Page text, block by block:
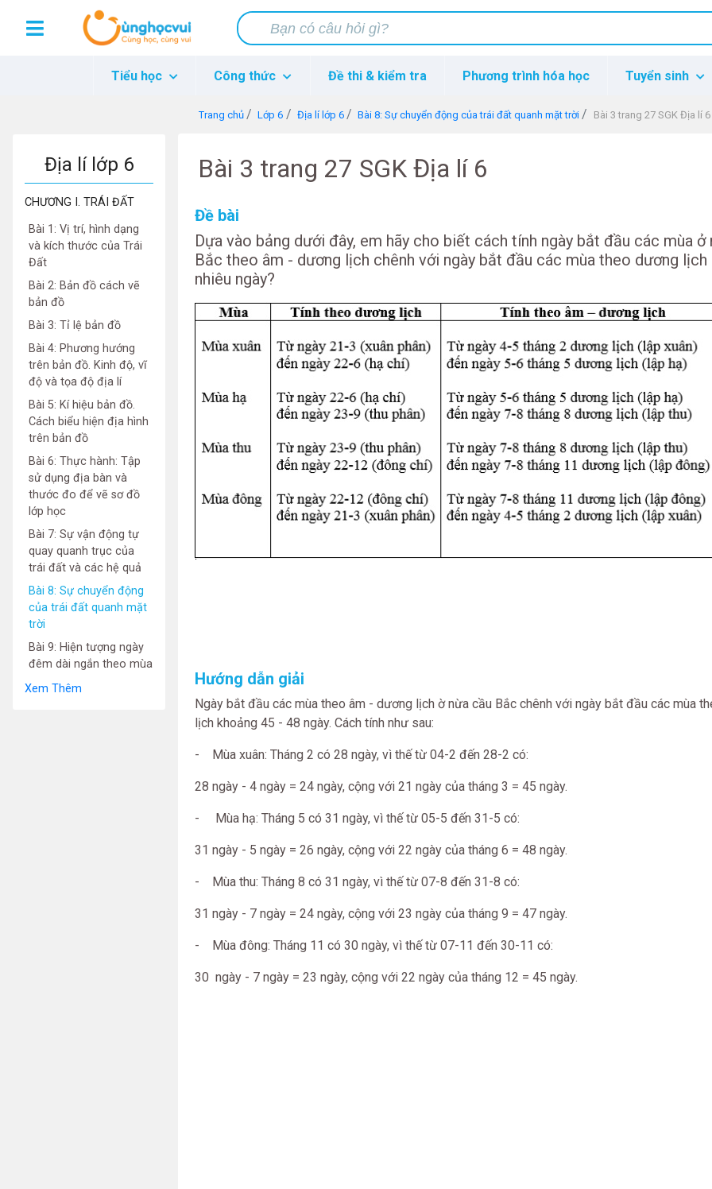
Tiểu học Công thức Đề thi & kiểm tra Phương trình hóa học Tuyển sinh
Trang chủ Lớp 6 Địa lí lớp 6 Bài 8: Sự chuyển động của trái đất quanh mặt trời Bài 3 trang 27 SGK Địa lí 6
Địa lí lớp 6
CHƯƠNG I. TRÁI ĐẤT
Bài 1: Vị trí, hình dạng
và kích thước của Trái
Đất
Bài 2: Bản đồ cách vẽ
bản đồ
Bài 3: Tỉ lệ bản đồ
Bài 4: Phương hướng
trên bản đồ. Kinh độ, vĩ
độ và tọa độ địa lí
Bài 5: Kí hiệu bản đồ.
Cách biểu hiện địa hình
trên bản đồ
Bài 6: Thực hành: Tập
sử dụng địa bàn và
thước đo để vẽ sơ đồ
lớp học
Bài 7: Sự vận động tự
quay quanh trục của
trái đất và các hệ quả
Bài 8: Sự chuyển động
của trái đất quanh mặt
trời
Bài 9: Hiện tượng ngày
đêm dài ngắn theo mùa
Xem Thêm
Bài 3 trang 27 SGK Địa lí 6
Đề bài
Dựa vào bảng dưới đây, em hãy cho biết cách tính ngày bắt đầu các mùa ở
Bắc theo âm - dương lịch chênh với ngày bắt đầu các mùa theo dương lịch
nhiêu ngày?
Hướng dẫn giải
Ngày bắt đầu các mùa theo âm - dương lịch ờ nừa cầu Bắc chênh với ngày bắt đầu các mùa
lịch khoảng 45 - 48 ngày. Cách tính như sau:
- Mùa xuân: Tháng 2 có 28 ngày, vì thế từ 04-2 đến 28-2 có:
28 ngày - 4 ngày = 24 ngày, cộng với 21 ngày của tháng 3 = 45 ngày.
- Mùa hạ: Tháng 5 có 31 ngày, vì thế từ 05-5 đến 31-5 có:
31 ngày - 5 ngày = 26 ngày, cộng với 22 ngày của tháng 6 = 48 ngày.
- Mùa thu: Tháng 8 có 31 ngày, vì thế từ 07-8 đến 31-8 có:
31 ngày - 7 ngày = 24 ngày, cộng với 23 ngày của tháng 9 = 47 ngày.
- Mùa đông: Tháng 11 có 30 ngày, vì thế từ 07-11 đến 30-11 có:
30 ngày - 7 ngày = 23 ngày, cộng với 22 ngày của tháng 12 = 45 ngày.